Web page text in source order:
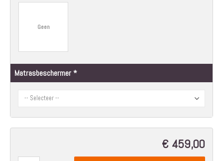
Geen
Matrasbeschermer
€ 459,00